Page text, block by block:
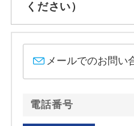
ください）
メールでのお問い
電話番号